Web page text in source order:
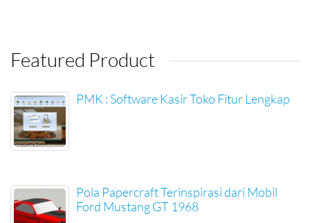
Featured Product
PMK : Software Kasir Toko Fitur Lengkap
Pola Papercraft Terinspirasi dari Mobil
Ford Mustang GT 1968